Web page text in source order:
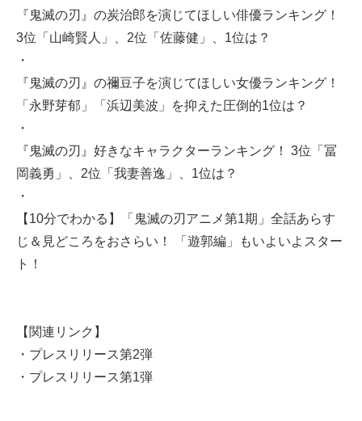
『鬼滅の刃』の炭治郎を演じてほしい俳優ランキング！
3位「山崎賢人」、2位「佐藤健」、1位は？
・
『鬼滅の刃』の禰豆子を演じてほしい女優ランキング！
「永野芽郁」「浜辺美波」を抑えた圧倒的1位は？
・
『鬼滅の刃』好きなキャラクターランキング！ 3位「冨
岡義勇」、2位「我妻善逸」、1位は？
・
【10分でわかる】「鬼滅の刃アニメ第1期」全話あらす
じ＆見どころをおさらい！ 「遊郭編」もいよいよスター
ト！
【関連リンク】
・ プレスリリース第2弾
・ プレスリリース第1弾